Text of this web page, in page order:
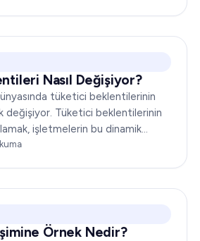
Nasıl Değişiyor?
tüketici beklentilerinin
değişiyor. Tüketici beklentilerinin
işletmelerin bu dinamik
için kritik öneme sahip...
Örnek Nedir?